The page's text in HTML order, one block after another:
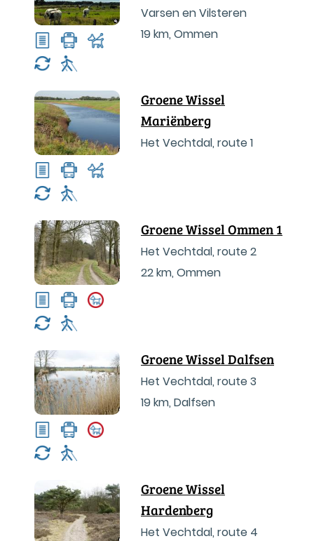
Varsen en Vilsteren
19 km, Ommen
Groene Wissel
Mariënberg
Het Vechtdal, route 1
Groene Wissel Ommen 1
Het Vechtdal, route 2
22 km, Ommen
Groene Wissel Dalfsen
Het Vechtdal, route 3
19 km, Dalfsen
Groene Wissel
Hardenberg
Het Vechtdal, route 4